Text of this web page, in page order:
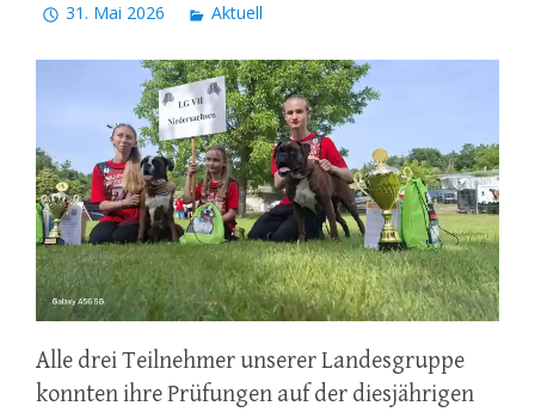
31. Mai 2026 Aktuell
Alle drei Teilnehmer unserer Landesgruppe
konnten ihre Prüfungen auf der diesjährigen